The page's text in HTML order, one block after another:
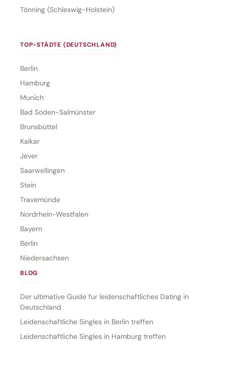
Tönning (Schleswig-Holstein)
TOP-STÄDTE (DEUTSCHLAND)
Berlin
Hamburg
Munich
Bad Soden-Salmünster
Brunsbüttel
Kalkar
Jever
Saarwellingen
Stein
Travemünde
Nordrhein-Westfalen
Bayern
Berlin
Niedersachsen
BLOG
Der ultimative Guide fur leidenschaftliches Dating in
Deutschland
Leidenschaftliche Singles in Berlin treffen
Leidenschaftliche Singles in Hamburg treffen